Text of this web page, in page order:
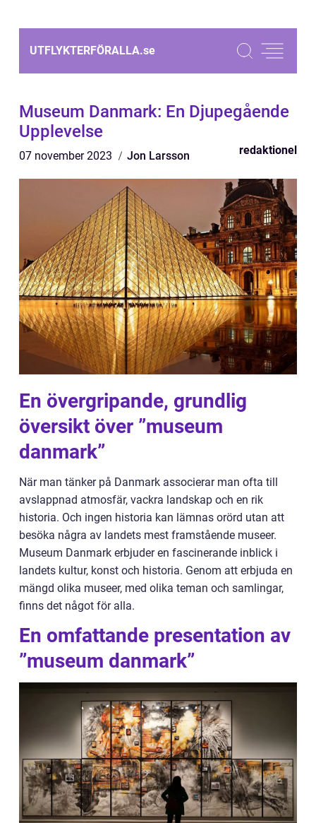
UTFLYKTERFÖRALLA.se
Museum Danmark: En Djupegående
Upplevelse
07 november 2023 Jon Larsson redaktionel
En övergripande, grundlig
översikt över ”museum
danmark”
När man tänker på Danmark associerar man ofta till
avslappnad atmosfär, vackra landskap och en rik
historia. Och ingen historia kan lämnas orörd utan att
besöka några av landets mest framstående museer.
Museum Danmark erbjuder en fascinerande inblick i
landets kultur, konst och historia. Genom att erbjuda en
mängd olika museer, med olika teman och samlingar,
finns det något för alla.
En omfattande presentation av
”museum danmark”